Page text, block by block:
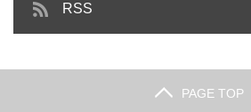
RSS
PAGE TOP